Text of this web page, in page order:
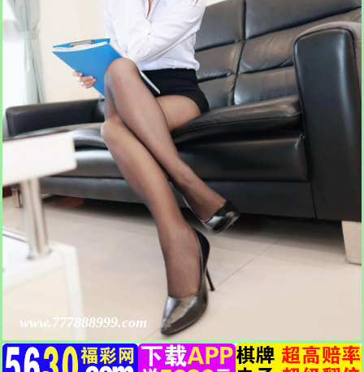
www.777888999.com